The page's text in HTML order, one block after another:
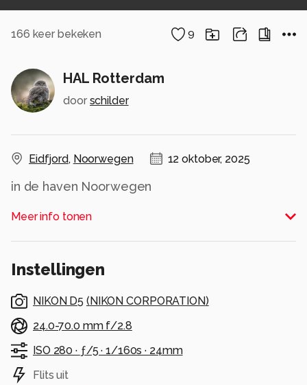
166 keer bekeken 9
HAL Rotterdam
door schilder
Eidfjord, Noorwegen 12 oktober, 2025
in de haven Noorwegen
Alle rechten voorbehouden
Meer info tonen
Instellingen
NIKON D5 ( NIKON CORPORATION)
24.0-70.0 mm f/2.8
ISO 280 · ƒ/5 ·1/160s · 24mm
Flits uit